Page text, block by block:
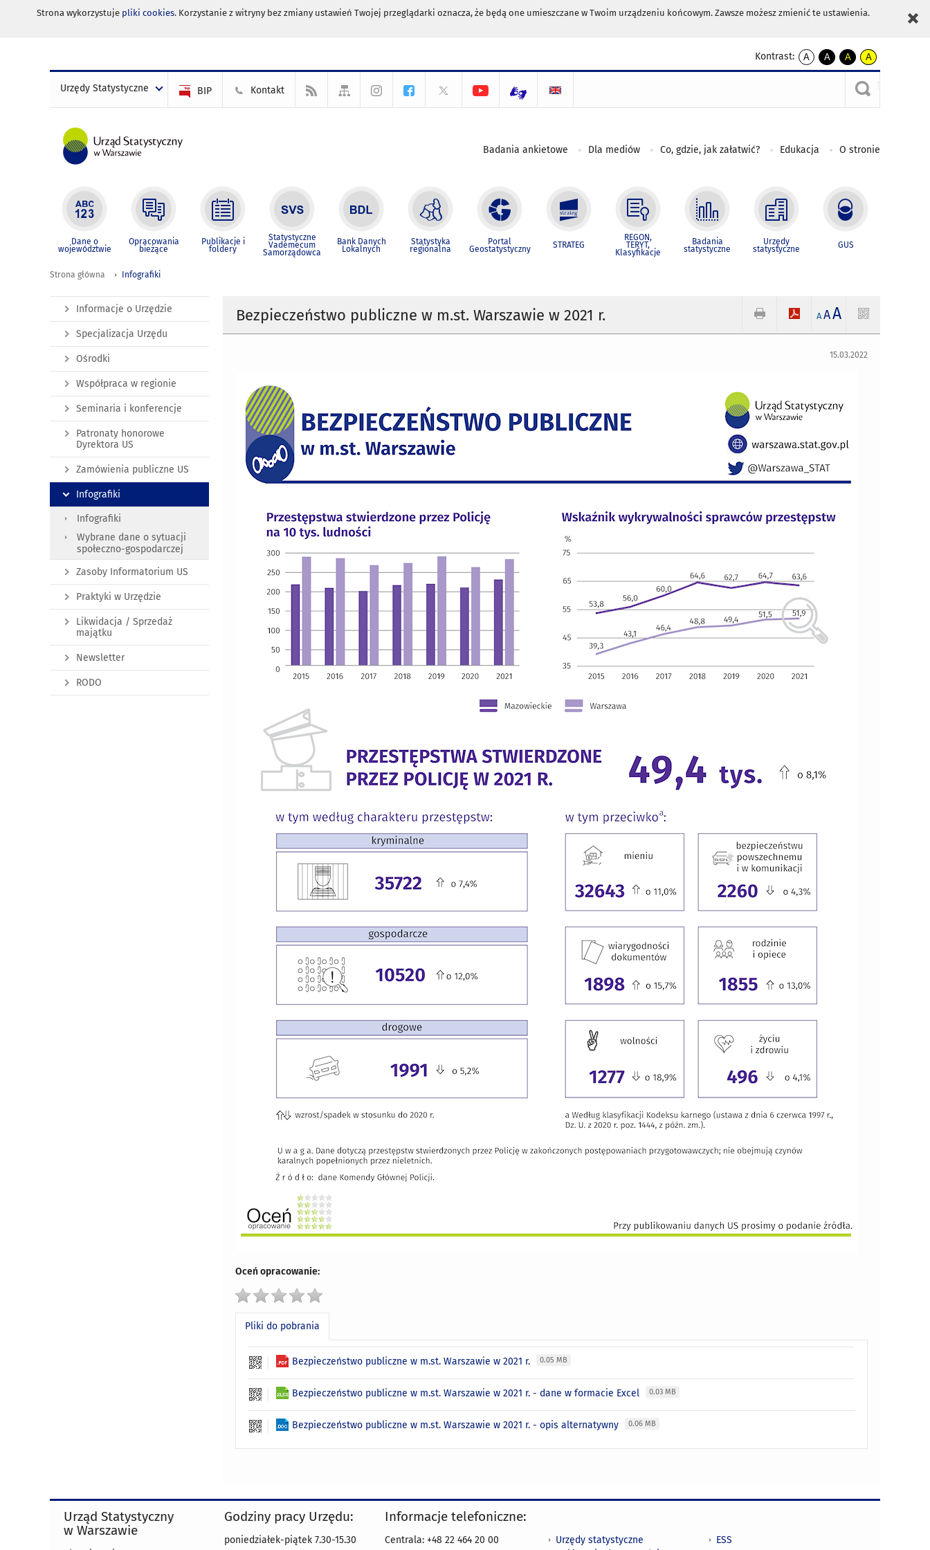
Strona wykorzystuje pliki cookies. Korzystanie z witryny bez zmiany ustawień Twojej przeglądarki oznacza, że będą one umieszczane w Twoim urządzeniu końcowym. Zawsze możesz zmienić te ustawienia.
Kontrast:
A
kontrast
A
kontrast
czarnym
A
kontrast
żółty
tekst
czarnym
A
kontrast
czarny
tekst
żółtym
Urzędy Statystyczne BIP Kontakt
Badania ankietowe Dla mediów Co, gdzie, jak załatwić? Edukacja O stronie
Dane o
województwie
Opracowania
bieżące
Publikacje i
foldery
Statystyczne
Vademecum
Samorządowca
Bank Danych
Lokalnych
Statystyka
regionalna
Portal
Geostatystyczny STRATEG
REGON,
TERYT,
Klasyfikacje
Badania
statystyczne
Urzędy
statystyczne GUS
Strona główna Infografiki
Bezpieczeństwo publiczne w m.st. Warszawie w 2021 r. A AA
15.03.2022
Oceń opracowanie:
Pliki do pobrania
Bezpieczeństwo publiczne w m.st. Warszawie w 2021 r. 0.05 MB
Bezpieczeństwo publiczne w m.st. Warszawie w 2021 r. - dane w formacie Excel 0.03 MB
Bezpieczeństwo publiczne w m.st. Warszawie w 2021 r. - opis alternatywny 0.06 MB
Informacje o Urzędzie
Specjalizacja Urzędu
Ośrodki
Współpraca w regionie
Seminaria i konferencje
Patronaty honorowe
Dyrektora US
Zamówienia publiczne US
Infografiki
Infografiki
Wybrane dane o sytuacji
społeczno-gospodarczej
Zasoby Informatorium US
Praktyki w Urzędzie
Likwidacja / Sprzedaż
majątku
Newsletter
RODO
Urząd Statystyczny
w Warszawie
Godziny pracy Urzędu:
poniedziałek-piątek 7.30-15.30
Informacje telefoniczne:
Centrala: +48 22 464 20 00
Urzędy statystyczne
ESS